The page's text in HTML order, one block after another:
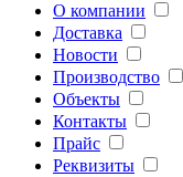
О компании
Доставка
Новости
Производство
Объекты
Контакты
Прайс
Реквизиты